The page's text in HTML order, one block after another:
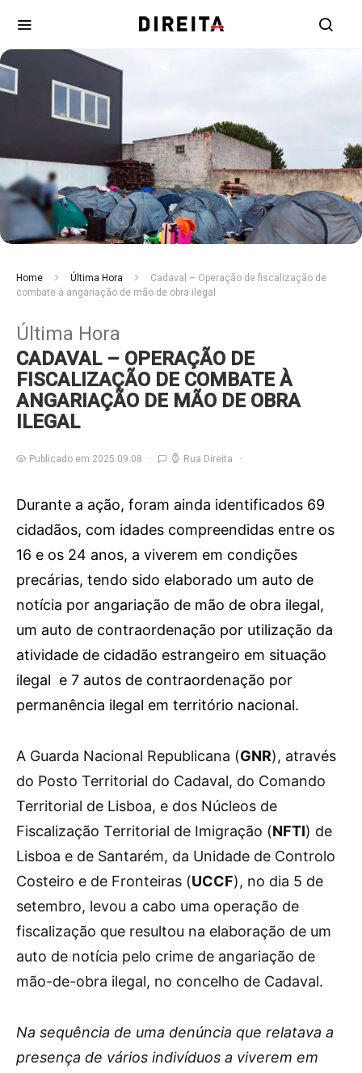
Home Última Hora
Cadaval – Operação de fiscalização de
combate à angariação de mão de obra ilegal
Última Hora
CADAVAL – OPERAÇÃO DE
FISCALIZAÇÃO DE COMBATE À
ANGARIAÇÃO DE MÃO DE OBRA
ILEGAL
Publicado em 2025.09.08 Rua Direita
Durante a ação, foram ainda identificados 69
cidadãos, com idades compreendidas entre os
16 e os 24 anos, a viverem em condições
precárias, tendo sido elaborado um auto de
notícia por angariação de mão de obra ilegal,
um auto de contraordenação por utilização da
atividade de cidadão estrangeiro em situação
ilegal e 7 autos de contraordenação por
permanência ilegal em território nacional.
A Guarda Nacional Republicana (GNR), através
do Posto Territorial do Cadaval, do Comando
Territorial de Lisboa, e dos Núcleos de
Fiscalização Territorial de Imigração (NFTI) de
Lisboa e de Santarém, da Unidade de Controlo
Costeiro e de Fronteiras (UCCF), no dia 5 de
setembro, levou a cabo uma operação de
fiscalização que resultou na elaboração de um
auto de notícia pelo crime de angariação de
mão-de-obra ilegal, no concelho de Cadaval.
Na sequência de uma denúncia que relatava a
presença de vários indivíduos a viverem em